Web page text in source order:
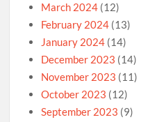
March 2024 (12)
February 2024 (13)
January 2024 (14)
December 2023 (14)
November 2023 (11)
October 2023 (12)
September 2023 (9)